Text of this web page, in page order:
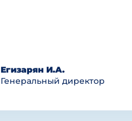
Егизарян И.А.
Генеральный директор